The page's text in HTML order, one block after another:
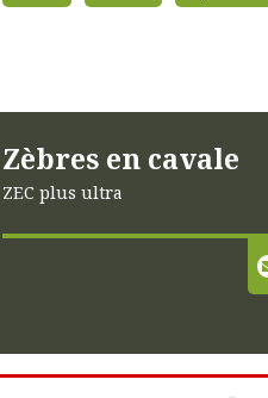
Zèbres en cavale
ZEC plus ultra